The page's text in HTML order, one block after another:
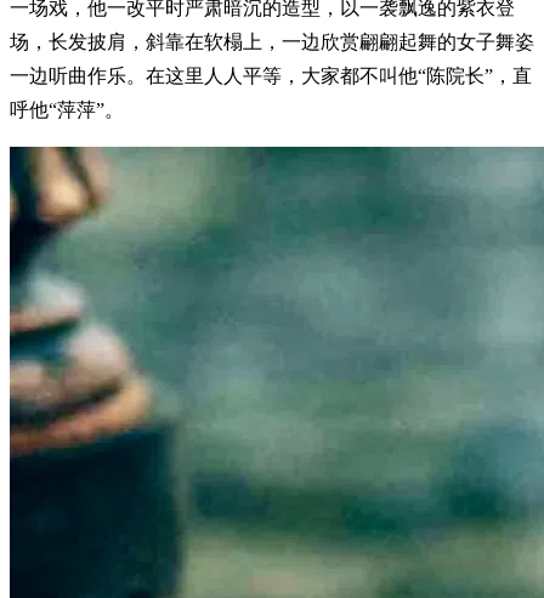
一场戏，他一改平时严肃暗沉的造型，以一袭飘逸的紫衣登
场，长发披肩，斜靠在软榻上，一边欣赏翩翩起舞的女子舞姿
一边听曲作乐。在这里人人平等，大家都不叫他“陈院长”，直
呼他“萍萍”。